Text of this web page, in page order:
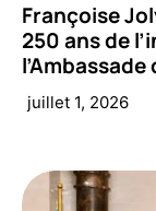
Françoise
250 ans de
juillet 1, 2026